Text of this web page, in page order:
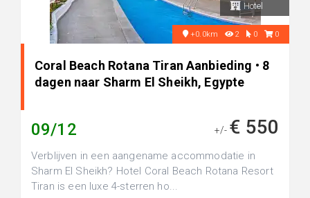
Hotel
+0.0km 2 0 0
Coral Beach Rotana Tiran Aanbieding • 8
dagen naar Sharm El Sheikh, Egypte
09/12 +/- € 550
Verblijven in een aangename accommodatie in
Sharm El Sheikh? Hotel Coral Beach Rotana Resort
Tiran is een luxe 4-sterren ho...